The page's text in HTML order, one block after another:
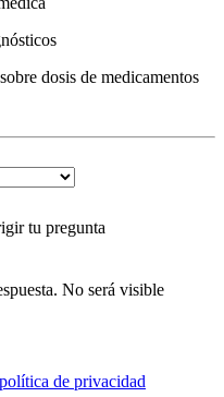
dosis de medicamentos
tu pregunta
No será visible
política de privacidad